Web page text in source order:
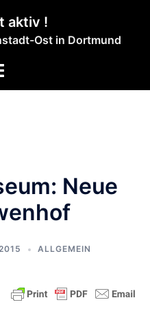
aktiv !
Ost in Dortmund
Neue
ALLGEMEIN